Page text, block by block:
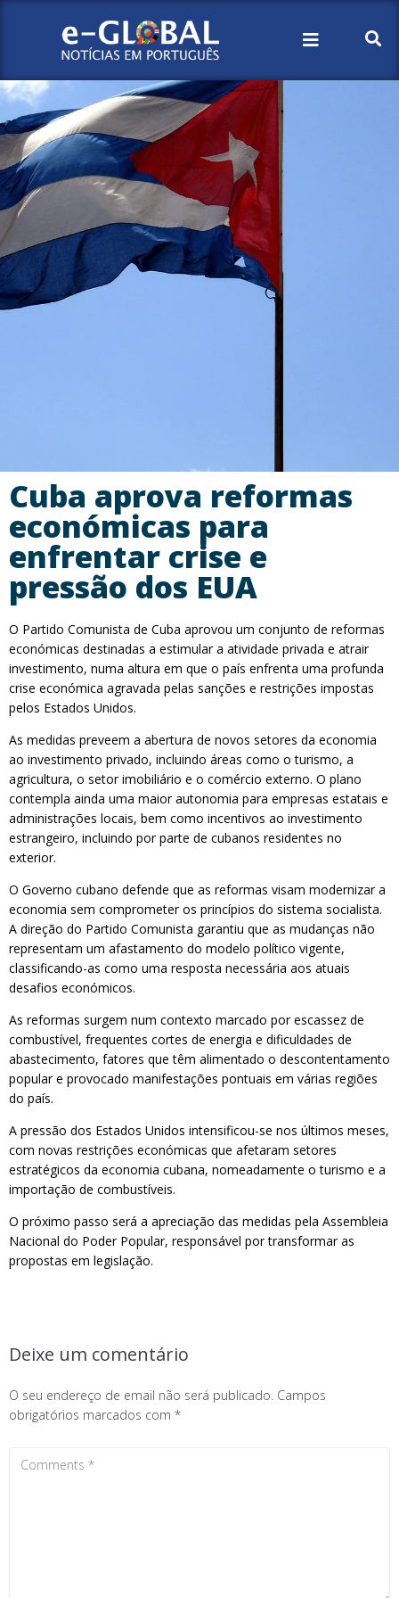
Cuba aprova reformas
económicas para
enfrentar crise e
pressão dos EUA
O Partido Comunista de Cuba aprovou um conjunto de reformas
económicas destinadas a estimular a atividade privada e atrair
investimento, numa altura em que o país enfrenta uma profunda
crise económica agravada pelas sanções e restrições impostas
pelos Estados Unidos.
As medidas preveem a abertura de novos setores da economia
ao investimento privado, incluindo áreas como o turismo, a
agricultura, o setor imobiliário e o comércio externo. O plano
contempla ainda uma maior autonomia para empresas estatais e
administrações locais, bem como incentivos ao investimento
estrangeiro, incluindo por parte de cubanos residentes no
exterior.
O Governo cubano defende que as reformas visam modernizar a
economia sem comprometer os princípios do sistema socialista.
A direção do Partido Comunista garantiu que as mudanças não
representam um afastamento do modelo político vigente,
classificando-as como uma resposta necessária aos atuais
desafios económicos.
As reformas surgem num contexto marcado por escassez de
combustível, frequentes cortes de energia e dificuldades de
abastecimento, fatores que têm alimentado o descontentamento
popular e provocado manifestações pontuais em várias regiões
do país.
A pressão dos Estados Unidos intensificou-se nos últimos meses,
com novas restrições económicas que afetaram setores
estratégicos da economia cubana, nomeadamente o turismo e a
importação de combustíveis.
O próximo passo será a apreciação das medidas pela Assembleia
Nacional do Poder Popular, responsável por transformar as
propostas em legislação.
Deixe um comentário
O seu endereço de email não será publicado. Campos
obrigatórios marcados com *